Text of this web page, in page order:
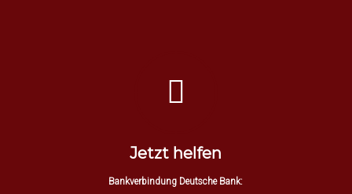
Jetzt helfen
Bankverbindung Deutsche Bank: